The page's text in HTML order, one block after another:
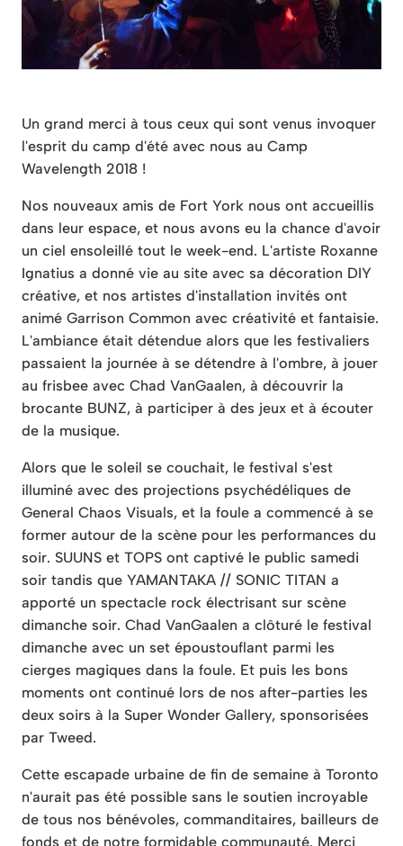
Un grand merci à tous ceux qui sont venus invoquer
l'esprit du camp d'été avec nous au Camp
Wavelength 2018 !
Nos nouveaux amis de Fort York nous ont accueillis
dans leur espace, et nous avons eu la chance d'avoir
un ciel ensoleillé tout le week-end. L'artiste Roxanne
Ignatius a donné vie au site avec sa décoration DIY
créative, et nos artistes d'installation invités ont
animé Garrison Common avec créativité et fantaisie.
L'ambiance était détendue alors que les festivaliers
passaient la journée à se détendre à l'ombre, à jouer
au frisbee avec Chad VanGaalen, à découvrir la
brocante BUNZ, à participer à des jeux et à écouter
de la musique.
Alors que le soleil se couchait, le festival s'est
illuminé avec des projections psychédéliques de
General Chaos Visuals, et la foule a commencé à se
former autour de la scène pour les performances du
soir. SUUNS et TOPS ont captivé le public samedi
soir tandis que YAMANTAKA // SONIC TITAN a
apporté un spectacle rock électrisant sur scène
dimanche soir. Chad VanGaalen a clôturé le festival
dimanche avec un set époustouflant parmi les
cierges magiques dans la foule. Et puis les bons
moments ont continué lors de nos after-parties les
deux soirs à la Super Wonder Gallery, sponsorisées
par Tweed.
Cette escapade urbaine de fin de semaine à Toronto
n'aurait pas été possible sans le soutien incroyable
de tous nos bénévoles, commanditaires, bailleurs de
fonds et de notre formidable communauté. Merci